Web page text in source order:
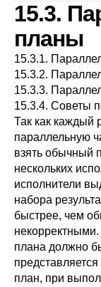
15.3.
планы
15.3.1.
15.3.2.
15.3.3.
15.3.4. Советы
Так как каждый
параллельную
взять обычный
нескольких
исполнители
набора
быстрее, чем
плана должно
представляется
план, при